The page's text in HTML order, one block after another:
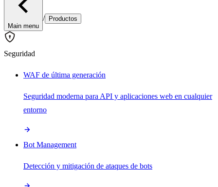
Main menu
/ Productos
Seguridad
WAF de última generación
Seguridad moderna para API y aplicaciones web en cualquier
entorno
Bot Management
Detección y mitigación de ataques de bots